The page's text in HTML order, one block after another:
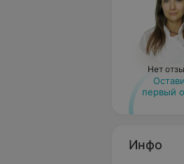
Нет
первый
Инфо